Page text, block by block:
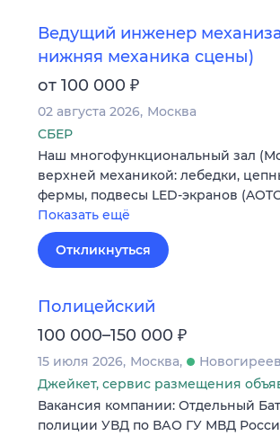
Ведущий инженер
нижняя механика сцены)
от 100 000 ₽
02 августа 2026 Москва
СБЕР
Наш многофункциональный зал
верхней механикой: лебедки,
фермы, подвесы LED-экранов
Показать ещё
Откликнуться
Полицейский
100 000–150 000 ₽
15 июля 2026 Москва
Джейкет, сервис размещения
Вакансия компании: Отдельный
полиции УВД по ВАО ГУ МВД